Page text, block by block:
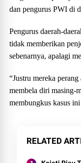
dan pengurus PWI di
Pengurus daerah-
tidak memberikan
sebenarnya, apalagi
“Justru mereka
membela diri masing-
membungkus kasus
RELATED